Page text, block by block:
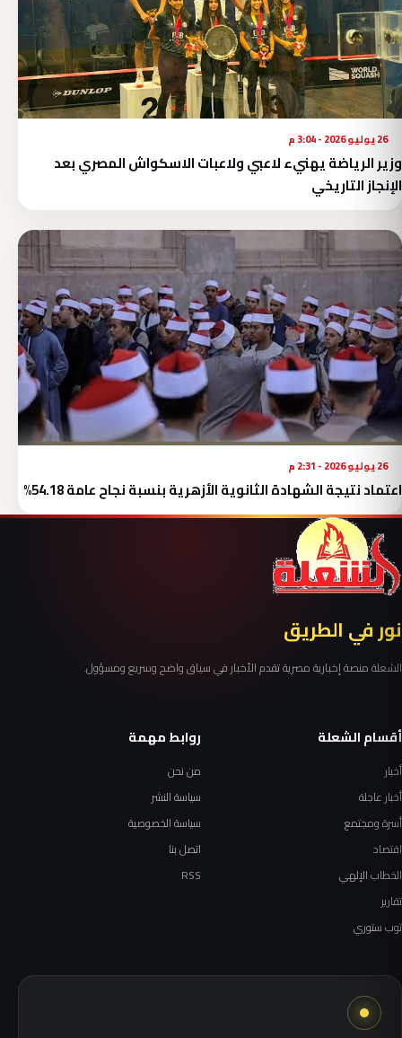
26 يوليو 2026 - 3:04 م
وزير الرياضة يهنيء لاعبي ولاعبات الاسكواش المصري بعد
الإنجاز التاريخي
26 يوليو 2026 - 2:31 م
اعتماد نتيجة الشهادة الثانوية الأزهرية بنسبة نجاح عامة 54.18%
نور في الطريق
الشعلة منصة إخبارية مصرية تقدم الأخبار في سياق واضح وسريع ومسؤول.
أقسام الشعلة
أخبار
أخبار عاجلة
أسرة ومجتمع
اقتصاد
الخطاب الإلهي
تقارير
توب ستوري
روابط مهمة
من نحن
سياسة النشر
سياسة الخصوصية
اتصل بنا
RSS